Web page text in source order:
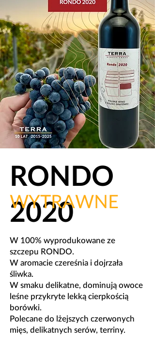
RONDO
2020
WYTRAWNE
W 100% wyprodukowane ze
szczepu RONDO.
​W aromacie czereśnia i dojrzała
śliwka.
W smaku delikatne, dominują owoce
leśne przykryte lekką cierpkością
borówki.
​Polecane do lżejszych czerwonych
mięs, delikatnych serów, terriny.